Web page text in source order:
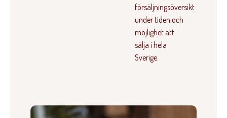
försäljningsöversikt
under tiden och
möjlighet att
sälja i hela
Sverige.